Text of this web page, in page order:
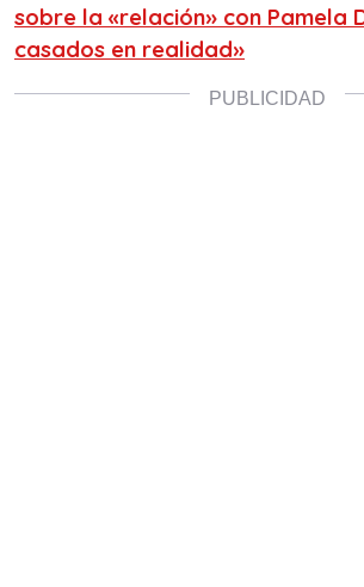
sobre la «relación» con Pamela
casados en realidad»